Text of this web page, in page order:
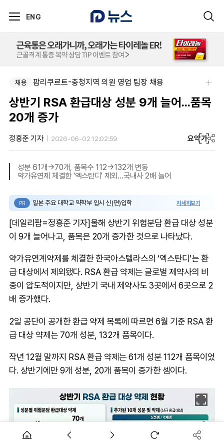
ENG
채용 팜리쿠르트-충청지역 의원 영업 팀장 채용
상반기 RSA 환급대상 성분 9개 늘어...품목
20개 증가
정흥준 기자 2026-06-02 12:02:59 요약가
성분 61개→70개, 품목수 112→132개 변동
약가유연제 체결한 '엑스탄디' 제외...국내사 2배 늘어
PR 일본 주요 대학교 약학부 입시 신(편)입학 자세히보기
[데일리팜=정흥준 기자]올해 상반기 위험분담 환급 대상 성분
이 9개 늘어나고, 품목은 20개 증가한 것으로 나타났다.
약가유연계약제를 체결한 한국아스텔라스의 ‘엑스탄디’는 환
급 대상에서 제외됐다. RSA 환급 약제는 글로벌 제약사의 비
중이 압도적이지만, 상반기 국내 제약사도 3곳에서 6곳으로 2
배 증가했다.
2일 공단이 공개한 환급 약제 목록에 따르면 6월 기준 RSA 환
급 대상 약제는 70개 성분, 132개 품목이다.
작년 12월 말까지 RSA 환급 약제는 61개 성분 112개 품목이었
다. 상반기에만 9개 성분, 20개 품목이 증가한 셈이다.